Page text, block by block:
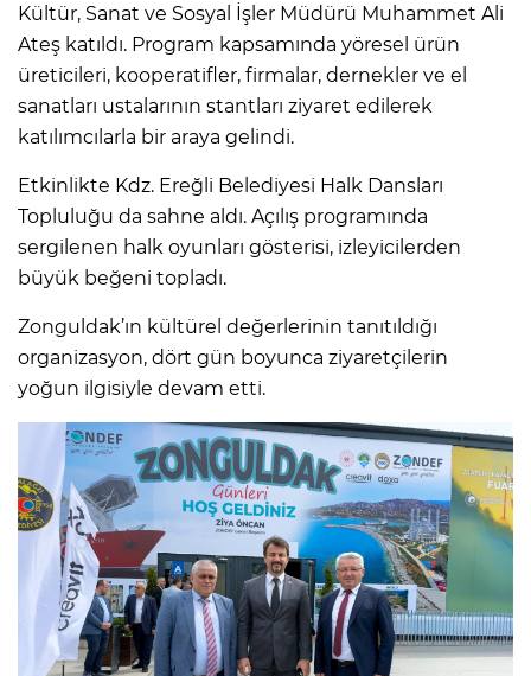
Kültür, Sanat ve Sosyal İşler Müdürü Muhammet Ali
Ateş katıldı. Program kapsamında yöresel ürün
üreticileri, kooperatifler, firmalar, dernekler ve el
sanatları ustalarının stantları ziyaret edilerek
katılımcılarla bir araya gelindi.
Etkinlikte Kdz. Ereğli Belediyesi Halk Dansları
Topluluğu da sahne aldı. Açılış programında
sergilenen halk oyunları gösterisi, izleyicilerden
büyük beğeni topladı.
Zonguldak’ın kültürel değerlerinin tanıtıldığı
organizasyon, dört gün boyunca ziyaretçilerin
yoğun ilgisiyle devam etti.